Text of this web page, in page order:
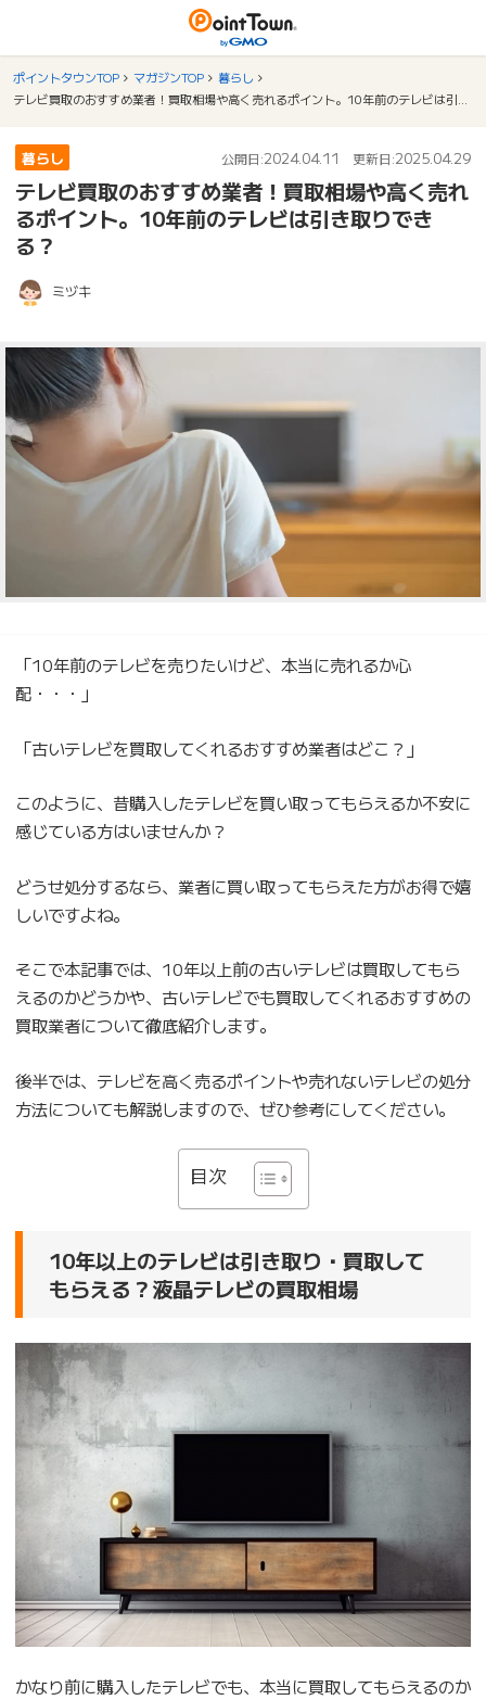
ポイントタウンTOP マガジンTOP
暮らし
暮らし 公開日:2024.04.11 更新日:2025.04.29
テレビ買取のおすすめ業者！買取相場や高く売れ
るポイント。10年前のテレビは引き取りでき
る？
ミヅキ
「10年前のテレビを売りたいけど、本当に売れるか心
配・・・」
「古いテレビを買取してくれるおすすめ業者はどこ？」
このように、昔購入したテレビを買い取ってもらえるか不安に
感じている方はいませんか？
どうせ処分するなら、業者に買い取ってもらえた方がお得で嬉
しいですよね。
そこで本記事では、10年以上前の古いテレビは買取してもら
えるのかどうかや、古いテレビでも買取してくれるおすすめの
買取業者について徹底紹介します。
後半では、テレビを高く売るポイントや売れないテレビの処分
方法についても解説しますので、ぜひ参考にしてください。
目次
10年以上のテレビは引き取り・買取して
もらえる？液晶テレビの買取相場
かなり前に購入したテレビでも、本当に買取してもらえるのか